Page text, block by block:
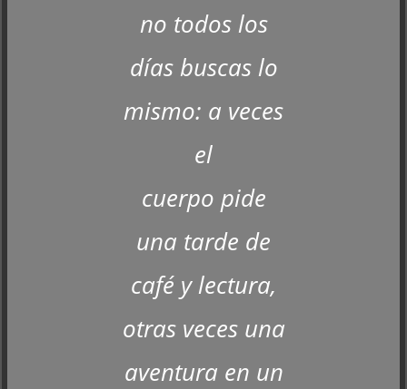
no todos los
días buscas lo
mismo: a veces
el
cuerpo pide
una tarde de
café y lectura,
otras veces una
aventura en un